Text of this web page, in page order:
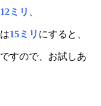
12ミリ
15ミリ にすると、
すので、お試しあ